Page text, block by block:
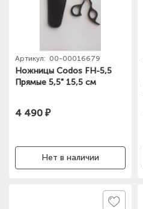
Артикул: 00-00016679
Ножницы Codos FH-5,5
Прямые 5,5" 15,5 см
4 490 ₽
Нет в наличии